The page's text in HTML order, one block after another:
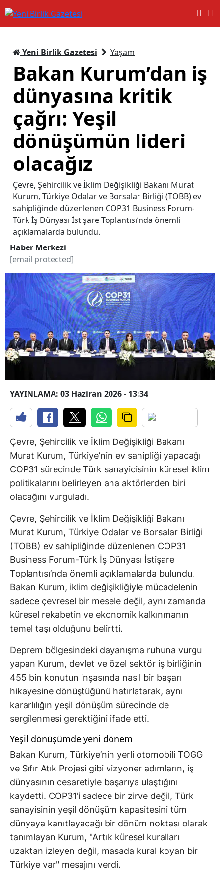
Yeni Birlik Gazetesi Yaşam
Bakan Kurum’dan iş
dünyasına kritik
çağrı: Yeşil
dönüşümün lideri
olacağız
Çevre, Şehircilik ve İklim Değişikliği Bakanı Murat
Kurum, Türkiye Odalar ve Borsalar Birliği (TOBB) ev
sahipliğinde düzenlenen COP31 Business Forum-
Türk İş Dünyası İstişare Toplantısı’nda önemli
açıklamalarda bulundu.
Haber Merkezi
[email protected]
YAYINLAMA: 03 Haziran 2026 - 13:34
Çevre, Şehircilik ve İklim Değişikliği Bakanı
Murat Kurum, Türkiye’nin ev sahipliği yapacağı
COP31 sürecinde Türk sanayicisinin küresel iklim
politikalarını belirleyen ana aktörlerden biri
olacağını vurguladı.
Çevre, Şehircilik ve İklim Değişikliği Bakanı
Murat Kurum, Türkiye Odalar ve Borsalar Birliği
(TOBB) ev sahipliğinde düzenlenen COP31
Business Forum-Türk İş Dünyası İstişare
Toplantısı’nda önemli açıklamalarda bulundu.
Bakan Kurum, iklim değişikliğiyle mücadelenin
sadece çevresel bir mesele değil, aynı zamanda
küresel rekabetin ve ekonomik kalkınmanın
temel taşı olduğunu belirtti.
Deprem bölgesindeki dayanışma ruhuna vurgu
yapan Kurum, devlet ve özel sektör iş birliğinin
455 bin konutun inşasında nasıl bir başarı
hikayesine dönüştüğünü hatırlatarak, aynı
kararlılığın yeşil dönüşüm sürecinde de
sergilenmesi gerektiğini ifade etti.
Yeşil dönüşümde yeni dönem
Bakan Kurum, Türkiye’nin yerli otomobili TOGG
ve Sıfır Atık Projesi gibi vizyoner adımların, iş
dünyasının cesaretiyle başarıya ulaştığını
kaydetti. COP31’i sadece bir zirve değil, Türk
sanayisinin yeşil dönüşüm kapasitesini tüm
dünyaya kanıtlayacağı bir dönüm noktası olarak
tanımlayan Kurum, "Artık küresel kuralları
uzaktan izleyen değil, masada kural koyan bir
Türkiye var" mesajını verdi.